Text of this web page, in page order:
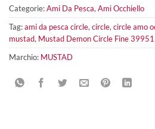
Categorie:Ami Da Pesca, Ami Occhiello
Tag:ami da pesca circle, circle, circle amo
mustad, Mustad Demon Circle Fine 39951
Marchio: MUSTAD